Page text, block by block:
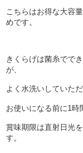
こちらはお得な大容
めです。
きくらげは菌糸でで
が、
よく水洗いしていた
お使いになる前に1時
賞味期限は直射日光
す。